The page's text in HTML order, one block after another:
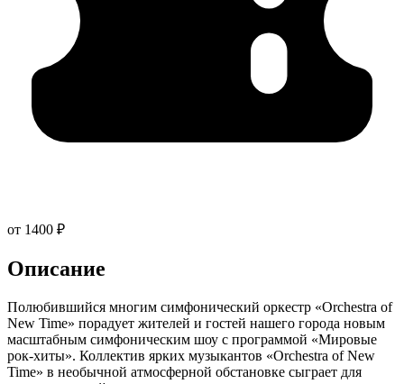
от 1400 ₽
Описание
Полюбившийся многим симфонический оркестр «Orchestra of
New Time» порадует жителей и гостей нашего города новым
масштабным симфоническим шоу с программой «Мировые
рок-хиты». Коллектив ярких музыкантов «Orchestra of New
Time» в необычной атмосферной обстановке сыграет для